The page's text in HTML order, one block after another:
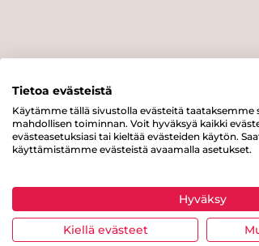
Tietoa evästeistä
Käytämme tällä sivustolla evästeitä taataksemme
mahdollisen toiminnan. Voit hyväksyä kaikki
evästeasetuksiasi tai kieltää evästeiden käytön.
käyttämistämme evästeistä avaamalla asetukset.
Hyväksy
Kiellä evästeet